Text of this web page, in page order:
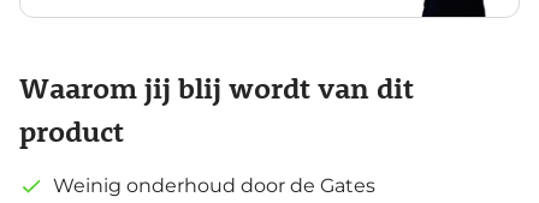
Waarom jij blij wordt van dit
product
Weinig onderhoud door de Gates